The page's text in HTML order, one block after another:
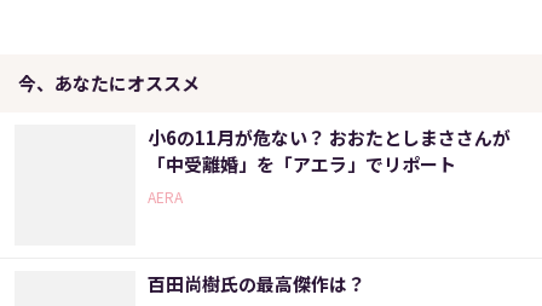
今、あなたにオススメ
小6の11月が危ない？ おおたとしまささんが
「中受離婚」を「アエラ」でリポート
AERA
百田尚樹氏の最高傑作は？